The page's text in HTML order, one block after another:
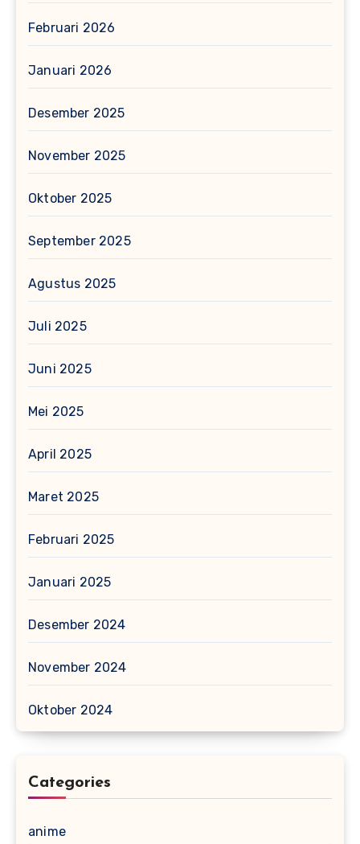
Februari 2026
Januari 2026
Desember 2025
November 2025
Oktober 2025
September 2025
Agustus 2025
Juli 2025
Juni 2025
Mei 2025
April 2025
Maret 2025
Februari 2025
Januari 2025
Desember 2024
November 2024
Oktober 2024
Categories
anime